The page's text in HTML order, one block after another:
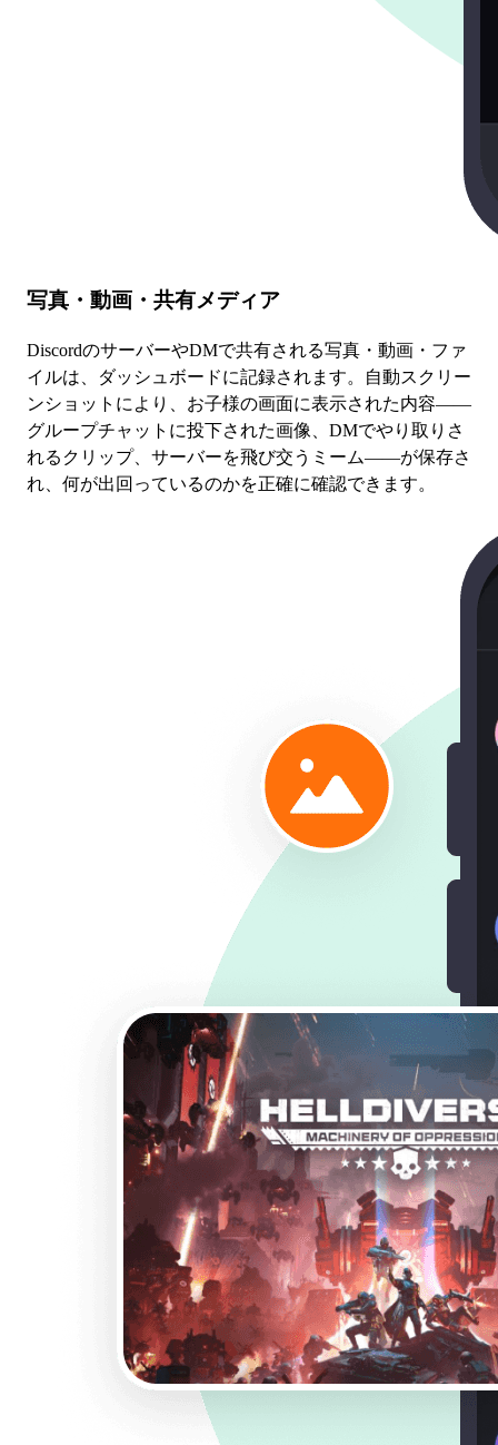
写真・動画・共有メディア
DiscordのサーバーやDMで共有される写真・動画・ファ
イルは、ダッシュボードに記録されます。自動スクリー
ンショットにより、お子様の画面に表示された内容——
グループチャットに投下された画像、DMでやり取りさ
れるクリップ、サーバーを飛び交うミーム——が保存さ
れ、何が出回っているのかを正確に確認できます。